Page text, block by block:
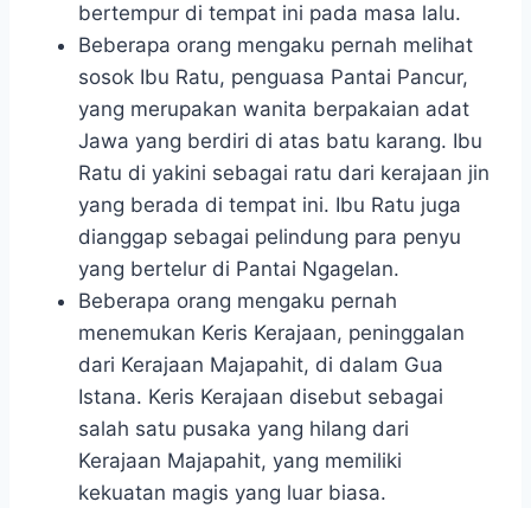
bertempur di tempat ini pada masa lalu.
Beberapa orang mengaku pernah melihat
sosok Ibu Ratu, penguasa Pantai Pancur,
yang merupakan wanita berpakaian adat
Jawa yang berdiri di atas batu karang. Ibu
Ratu di yakini sebagai ratu dari kerajaan jin
yang berada di tempat ini. Ibu Ratu juga
dianggap sebagai pelindung para penyu
yang bertelur di Pantai Ngagelan.
Beberapa orang mengaku pernah
menemukan Keris Kerajaan, peninggalan
dari Kerajaan Majapahit, di dalam Gua
Istana. Keris Kerajaan disebut sebagai
salah satu pusaka yang hilang dari
Kerajaan Majapahit, yang memiliki
kekuatan magis yang luar biasa.